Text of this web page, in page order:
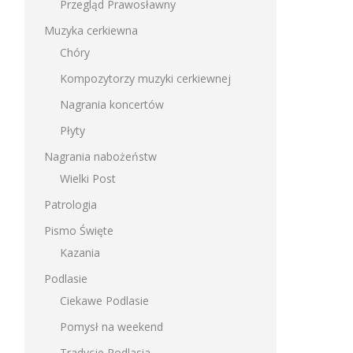
Przegląd Prawosławny
Muzyka cerkiewna
Chóry
Kompozytorzy muzyki cerkiewnej
Nagrania koncertów
Płyty
Nagrania nabożeństw
Wielki Post
Patrologia
Pismo Święte
Kazania
Podlasie
Ciekawe Podlasie
Pomysł na weekend